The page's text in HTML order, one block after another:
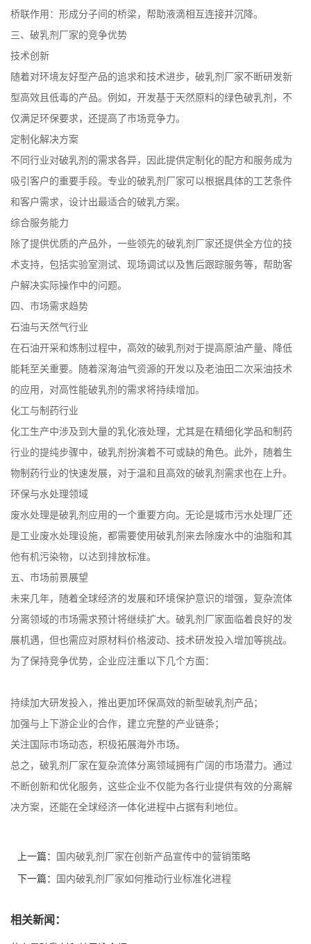
桥联作用：形成分子间的桥梁，帮助液滴相互连接并沉降。
三、破乳剂厂家的竞争优势
技术创新
随着对环境友好型产品的追求和技术进步，破乳剂厂家不断研发新
型高效且低毒的产品。例如，开发基于天然原料的绿色破乳剂，不
仅满足环保要求，还提高了市场竞争力。
定制化解决方案
不同行业对破乳剂的需求各异，因此提供定制化的配方和服务成为
吸引客户的重要手段。专业的破乳剂厂家可以根据具体的工艺条件
和客户需求，设计出最适合的破乳方案。
综合服务能力
除了提供优质的产品外，一些领先的破乳剂厂家还提供全方位的技
术支持，包括实验室测试、现场调试以及售后跟踪服务等，帮助客
户解决实际操作中的问题。
四、市场需求趋势
石油与天然气行业
在石油开采和炼制过程中，高效的破乳剂对于提高原油产量、降低
能耗至关重要。随着深海油气资源的开发以及老油田二次采油技术
的应用，对高性能破乳剂的需求将持续增加。
化工与制药行业
化工生产中涉及到大量的乳化液处理，尤其是在精细化学品和制药
行业的提纯步骤中，破乳剂扮演着不可或缺的角色。此外，随着生
物制药行业的快速发展，对于温和且高效的破乳剂需求也在上升。
环保与水处理领域
废水处理是破乳剂应用的一个重要方向。无论是城市污水处理厂还
是工业废水处理设施，都需要使用破乳剂来去除废水中的油脂和其
他有机污染物，以达到排放标准。
五、市场前景展望
未来几年，随着全球经济的发展和环境保护意识的增强，复杂流体
分离领域的市场需求预计将继续扩大。破乳剂厂家面临着良好的发
展机遇，但也需应对原材料价格波动、技术研发投入增加等挑战。
为了保持竞争优势，企业应注重以下几个方面：
持续加大研发投入，推出更加环保高效的新型破乳剂产品；
加强与上下游企业的合作，建立完整的产业链条；
关注国际市场动态，积极拓展海外市场。
总之，破乳剂厂家在复杂流体分离领域拥有广阔的市场潜力。通过
不断创新和优化服务，这些企业不仅能为各行业提供有效的分离解
决方案，还能在全球经济一体化进程中占据有利地位。
上一篇： 国内破乳剂厂家在创新产品宣传中的营销策略
下一篇： 国内破乳剂厂家如何推动行业标准化进程
相关新闻：